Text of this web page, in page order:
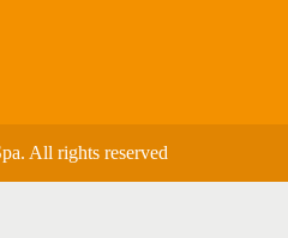
All rights reserved